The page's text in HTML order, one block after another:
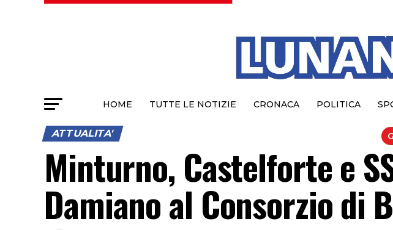
HOME TUTTE LE NOTIZIE CRONACA POLITICA
ATTUALITA'
Minturno, Castelforte e
Damiano al Consorzio di